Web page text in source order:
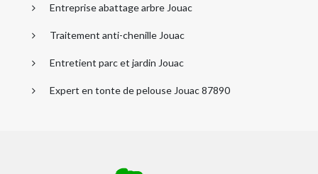
Entreprise abattage arbre Jouac
Traitement anti-chenille Jouac
Entretient parc et jardin Jouac
Expert en tonte de pelouse Jouac 87890